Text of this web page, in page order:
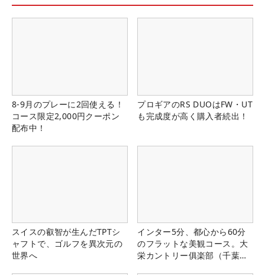
8-9月のプレーに2回使える！
コース限定2,000円クーポン
配布中！
プロギアのRS DUOはFW・UT
も完成度が高く購入者続出！
スイスの叡智が生んだTPTシ
ャフトで、ゴルフを異次元の
世界へ
インター5分、都心から60分
のフラットな美観コース。大
栄カントリー俱楽部（千葉